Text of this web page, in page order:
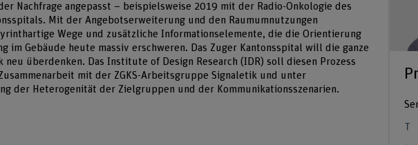
Nachfrage angepasst – beispielsweise 2019 mit der Radio-Onkologie des
Mit der Angebotserweiterung und den Raumumnutzungen
Wege und zusätzliche Informationselemente, die die Orientierung
im Gebäude heute massiv erschweren. Das Zuger Kantonsspital will die ganze
neu überdenken. Das Institute of Design Research (IDR) soll diesen Prozess
mit der ZGKS-Arbeitsgruppe Signaletik und unter
der Heterogenität der Zielgruppen und der Kommunikationsszenarien.